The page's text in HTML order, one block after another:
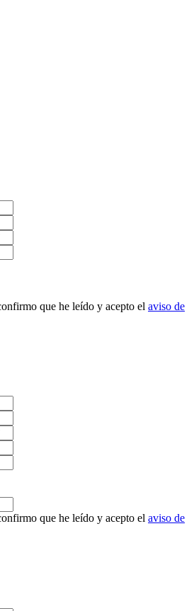
que he leído y acepto el aviso de
que he leído y acepto el aviso de